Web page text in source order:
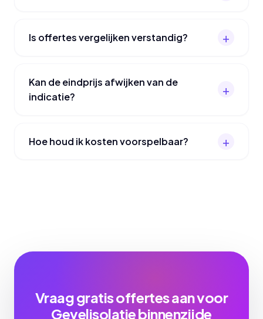
Is offertes vergelijken verstandig?
Kan de eindprijs afwijken van de
indicatie?
Hoe houd ik kosten voorspelbaar?
Vraag gratis offertes aan voor
Gevelisolatie binnenzijde